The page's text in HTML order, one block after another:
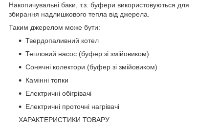
Накопичувальні баки, т.з. буфери використовуються для
збирання надлишкового тепла від джерела.
Таким джерелом може бути:
Твердопаливний котел
Тепловий насос (буфер зі змійовиком)
Сонячні колектори (буфер зі змійовиком)
Камінні топки
Електричні обігрівачі
Електричні проточні нагрівачі
ХАРАКТЕРИСТИКИ ТОВАРУ